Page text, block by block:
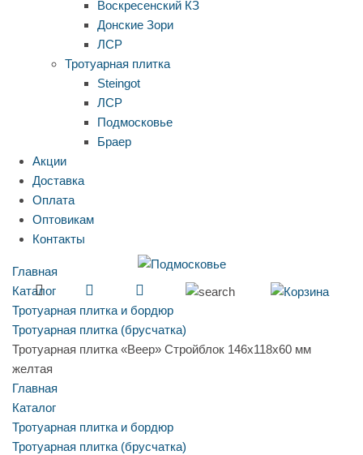
Воскресенский КЗ
Донские Зори
ЛСР
Тротуарная плитка
Steingot
ЛСР
Подмосковье
Браер
Акции
Доставка
Оплата
Оптовикам
Контакты
Главная
Каталог
Тротуарная плитка и бордюр
Тротуарная плитка (брусчатка)
Тротуарная плитка «Веер» Стройблок 146х118х60 мм
желтая
Главная
Каталог
Тротуарная плитка и бордюр
Тротуарная плитка (брусчатка)